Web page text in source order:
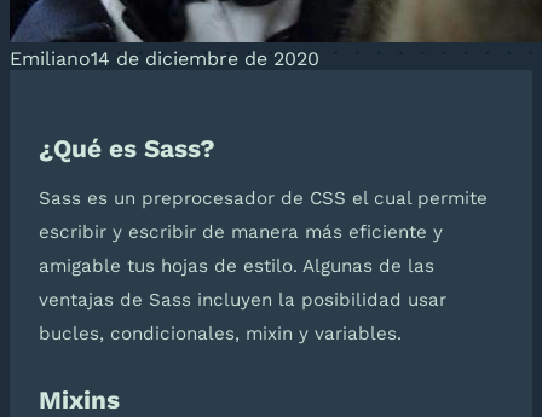
Emiliano14 de diciembre de 2020
¿Qué es Sass?
Sass es un preprocesador de CSS el cual permite
escribir y escribir de manera más eficiente y
amigable tus hojas de estilo. Algunas de las
ventajas de Sass incluyen la posibilidad usar
bucles, condicionales, mixin y variables.
Mixins